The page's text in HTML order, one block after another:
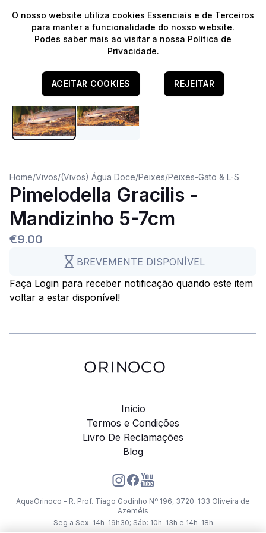
⭐️ Envios Gratuitos para encomendas acima de 60€!*⭐️
Home/Vivos/(Vivos) Água Doce/Peixes/Peixes-Gato & L-S
Pimelodella Gracilis -
Mandizinho 5-7cm
€9.00
BREVEMENTE DISPONÍVEL
Faça Login para receber notificação quando este item
voltar a estar disponível!
Início
Termos e Condições
Livro De Reclamações
Blog
AquaOrinoco - R. Prof. Tiago Godinho Nº 196, 3720-133 Oliveira de
Azeméis
Seg a Sex: 14h-19h30; Sáb: 10h-13h e 14h-18h
O nosso website utiliza cookies Essenciais e de Terceiros
para manter a funcionalidade do nosso website.
Podes saber mais ao visitar a nossa Política de
Privacidade.
ACEITAR COOKIES REJEITAR